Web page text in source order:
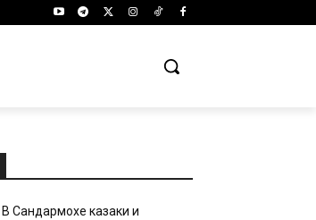
В Сандармохе казаки и